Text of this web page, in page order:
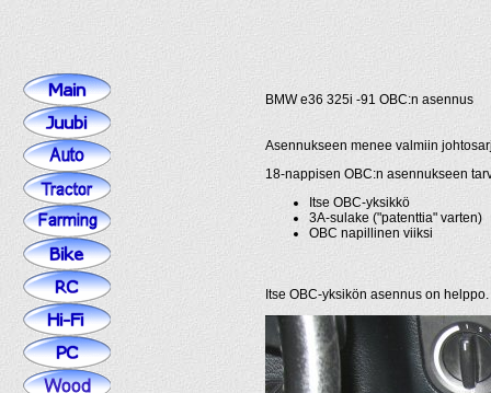
BMW e36 325i -91 OBC:n asennus
Asennukseen menee valmiin
18-nappisen OBC:n asennukseen
Itse OBC-yksikkö
3A-sulake ("patenttia" varten)
OBC napillinen viiksi
Itse OBC-yksikön asennus on helppo.